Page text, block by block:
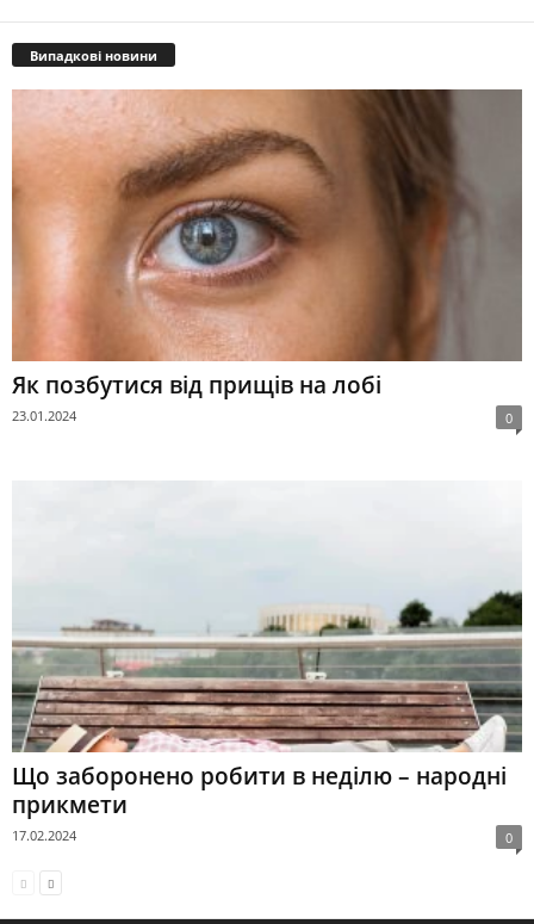
Випадкові новини
Як позбутися від прищів на лобі
23.01.2024 0
Що заборонено робити в неділю – народні
прикмети
17.02.2024 0